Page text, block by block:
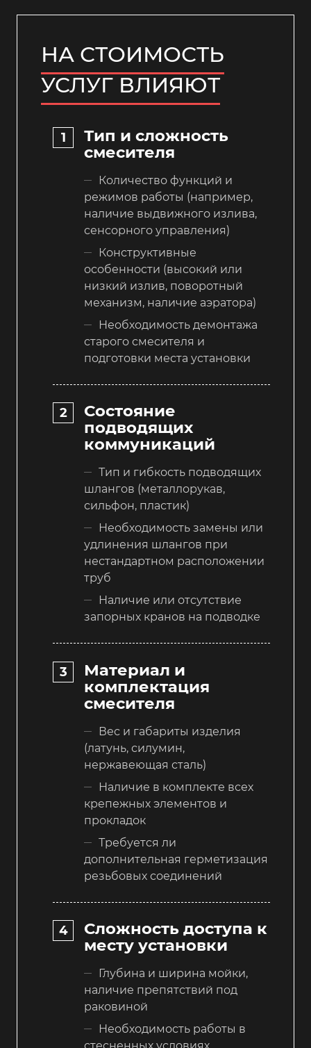
НА СТОИМОСТЬ
УСЛУГ ВЛИЯЮТ
Тип и сложность
смесителя
Количество функций и
режимов работы (например,
наличие выдвижного излива,
сенсорного управления)
Конструктивные
особенности (высокий или
низкий излив, поворотный
механизм, наличие аэратора)
Необходимость демонтажа
старого смесителя и
подготовки места установки
Состояние
подводящих
коммуникаций
Тип и гибкость подводящих
шлангов (металлорукав,
сильфон, пластик)
Необходимость замены или
удлинения шлангов при
нестандартном расположении
труб
Наличие или отсутствие
запорных кранов на подводке
Материал и
комплектация
смесителя
Вес и габариты изделия
(латунь, силумин,
нержавеющая сталь)
Наличие в комплекте всех
крепежных элементов и
прокладок
Требуется ли
дополнительная герметизация
резьбовых соединений
Сложность доступа к
месту установки
Глубина и ширина мойки,
наличие препятствий под
раковиной
Необходимость работы в